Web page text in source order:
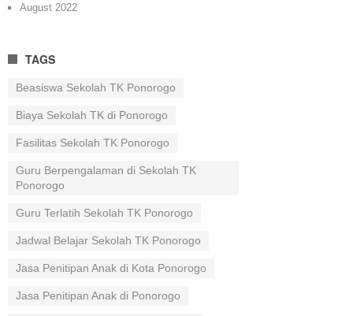
August 2022
TAGS
Beasiswa Sekolah TK Ponorogo
Biaya Sekolah TK di Ponorogo
Fasilitas Sekolah TK Ponorogo
Guru Berpengalaman di Sekolah TK
Ponorogo
Guru Terlatih Sekolah TK Ponorogo
Jadwal Belajar Sekolah TK Ponorogo
Jasa Penitipan Anak di Kota Ponorogo
Jasa Penitipan Anak di Ponorogo